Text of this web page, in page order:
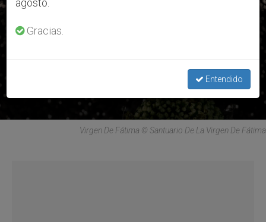
Fátima: Por primera vez, el santuario celebra la fiesta de la
Virgen De Fátima © Santuario De La Virgen De Fátima
agosto.
Gracias.
Entendido